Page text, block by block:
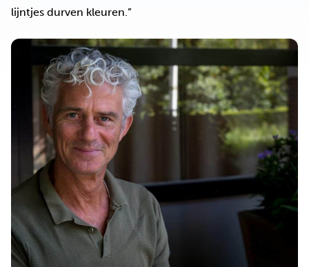
lijntjes durven kleuren.”